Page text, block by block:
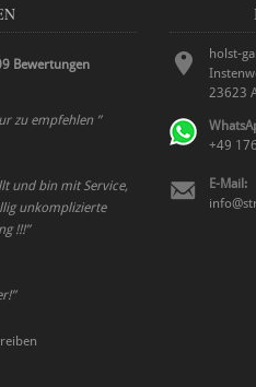
Bewertungen
zu empfehlen ”
und bin mit Service,
unkomplizierte
!!!”
”
holst-
23623
+49
E-Mail: